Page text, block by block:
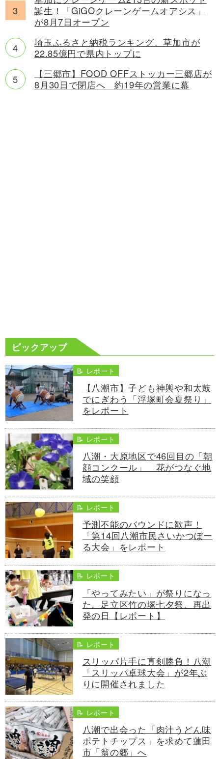
誕生！「GiGOクレーンゲームオアシス」
が8月7日オープン
埼玉ふるさと納税ランキング、草加市が
22.85億円で県内トップに
【三郷市】FOOD OFFストッカー三郷店が
8月30日で閉店へ 約19年の営業に幕
ピックアップ
📝 レポート
【八潮市】子ども神輿や和太鼓
でにぎわう「浮塚町会夏祭り」
をレポート
📝 レポート
八潮・大原地区で46回目の「朝
顔コンクール」 花がつなぐ地
域の笑顔
📝 レポート
予測不能のバウンドに歓声！
「第14回八潮市民さいかつぼー
る大会」をレポート
📝 レポート
「やってみたい」が祭りになっ
た。足立区竹の塚七夕祭、再出
発の日【レポート】
📝 レポート
スリッパ片手に真剣勝負！八潮
「スリッパ卓球大会」が2年ぶ
りに開催されました
📝 レポート
八潮で出会った「肉汁うどん味
ポテトチップス」を求めて蓮田
市「翁の郷」へ